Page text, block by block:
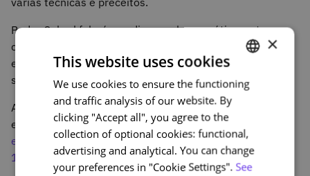
Pedro Cabral falará nas diversas boas práticas a ter em
conta quando se passa do ensino tradicional para um
ensino online. Principalmente as mudanças que têm que
ser feitas a nível de mindset.
A inscrição é gratuita e através do seguinte
endereço:https://eventos.metared.org/50485/detail/o-
ensino-a-distancia-no-ensino-superior-face-ao-covid-
19.html
PORTUGUESE
ENGLISH
×
This website uses cookies
We use cookies to ensure the functioning
and traffic analysis of our website. By
clicking "Accept all", you agree to the
collection of optional cookies: functional,
advertising and analytical. You can change
your preferences in "Cookie Settings". See